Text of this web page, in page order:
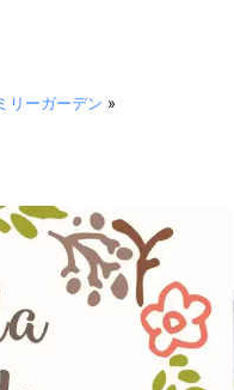
リーガーデン »